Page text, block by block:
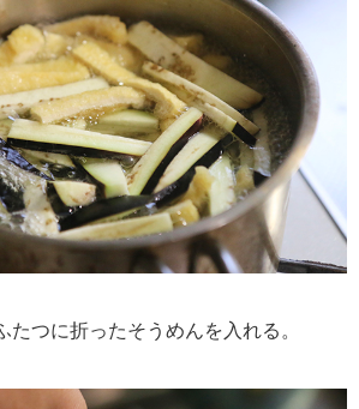
たつに折ったそうめんを入れる。